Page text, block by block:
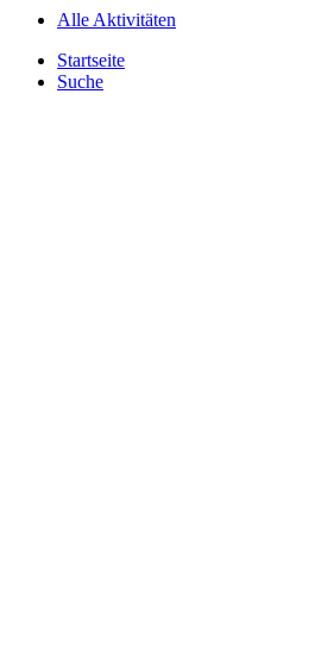
Alle Aktivitäten
Startseite
Suche